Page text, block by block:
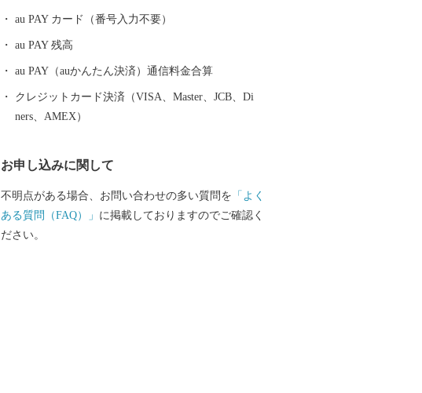
ェイクボードや ウインドサーフィンなどさまざまなウ
き、自然と一体化する感動も味わうことができます。
au PAY カード（番号入力不要）
au PAY 残高
au PAY（auかんたん決済）通信料金合算
クレジットカード決済（VISA、Master、JCB、Di
ners、AMEX）
お申し込みに関して
不明点がある場合、お問い合わせの多い質問を 「よく
ある質問（FAQ）」 に掲載しておりますのでご確認く
ださい。